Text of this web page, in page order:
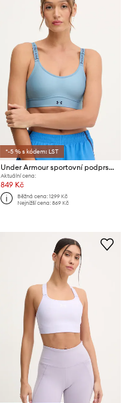
*-5 % s kódem: LST
Under Armour sportovní podprsenka Infinity
Aktuální cena:
849 Kč
Běžná cena:1299 Kč
Nejnižší cena:869 Kč